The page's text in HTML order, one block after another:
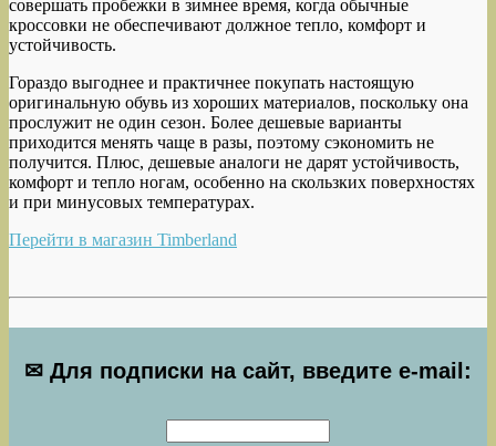
совершать пробежки в зимнее время, когда обычные
кроссовки не обеспечивают должное тепло, комфорт и
устойчивость.
Гораздо выгоднее и практичнее покупать настоящую
оригинальную обувь из хороших материалов, поскольку она
прослужит не один сезон. Более дешевые варианты
приходится менять чаще в разы, поэтому сэкономить не
получится. Плюс, дешевые аналоги не дарят устойчивость,
комфорт и тепло ногам, особенно на скользких поверхностях
и при минусовых температурах.
Перейти в магазин Timberland
✉ Для подписки на сайт, введите e-mail: